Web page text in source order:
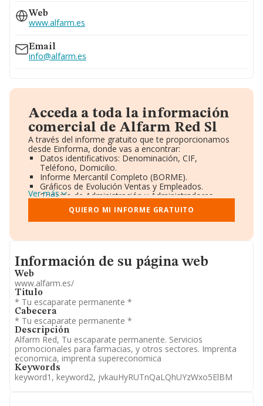
961512092
665...
Ver teléfono 665...
Web
www.alfarm.es
Email
info@alfarm.es
Acceda a toda la información
comercial de Alfarm Red Sl
A través del informe gratuito que te proporcionamos
desde Einforma, donde vas a encontrar:
Datos identificativos: Denominación, CIF,
Teléfono, Domicilio.
Informe Mercantil Completo (BORME).
Gráficos de Evolución Ventas y Empleados.
Consejo de Administración y Administradores.
Directivos y Ejecutivos.
Accionistas.
Participaciones y Vinculaciones en otras empresas.
Información oficial y registral complementaria.
Ver más
QUIERO MI INFORME GRATUITO
Informacion de su página web
Información de su página web
Web
www.alfarm.es/
Titulo
* Tu escaparate permanente *
Cabecera
* Tu escaparate permanente *
Descripción
Alfarm Red, Tu escaparate permanente. Servicios
promocionales para farmacias, y otros sectores. Imprenta
economica, imprenta supereconomica
Keywords
keyword1, keyword2, jvkauHyRUTnQaLQhUYzWxo5ElBM